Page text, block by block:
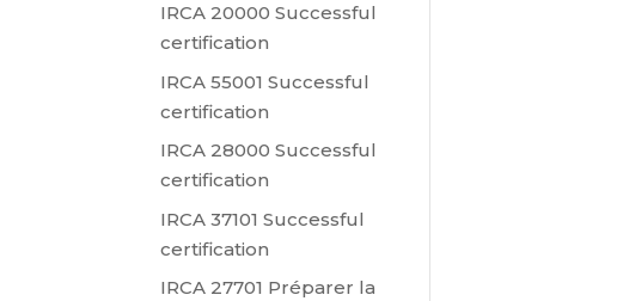
IRCA 20000 Successful
certification
IRCA 55001 Successful
certification
IRCA 28000 Successful
certification
IRCA 37101 Successful
certification
IRCA 27701 Préparer la